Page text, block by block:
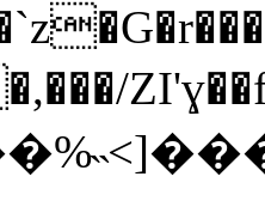
�,���/